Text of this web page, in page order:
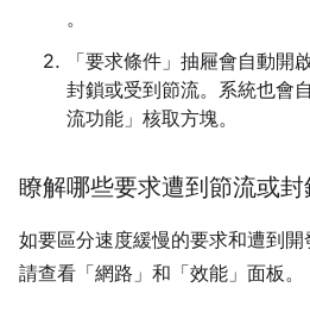
。
「要求條件」 抽屜會自動開
封鎖或受到節流。系統也會
流功能」核取方塊。
瞭解哪些要求遭到節流或封
如要區分速度緩慢的要求和遭到開
請查看「網路」和「效能」面板。